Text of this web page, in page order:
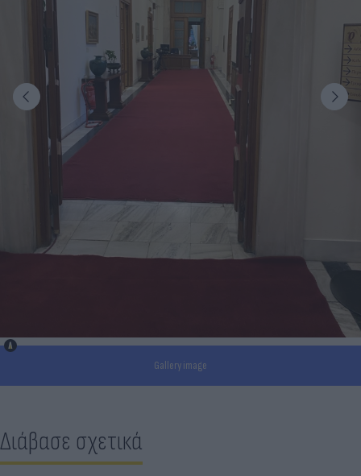
Gallery image
Διάβασε σχετικά